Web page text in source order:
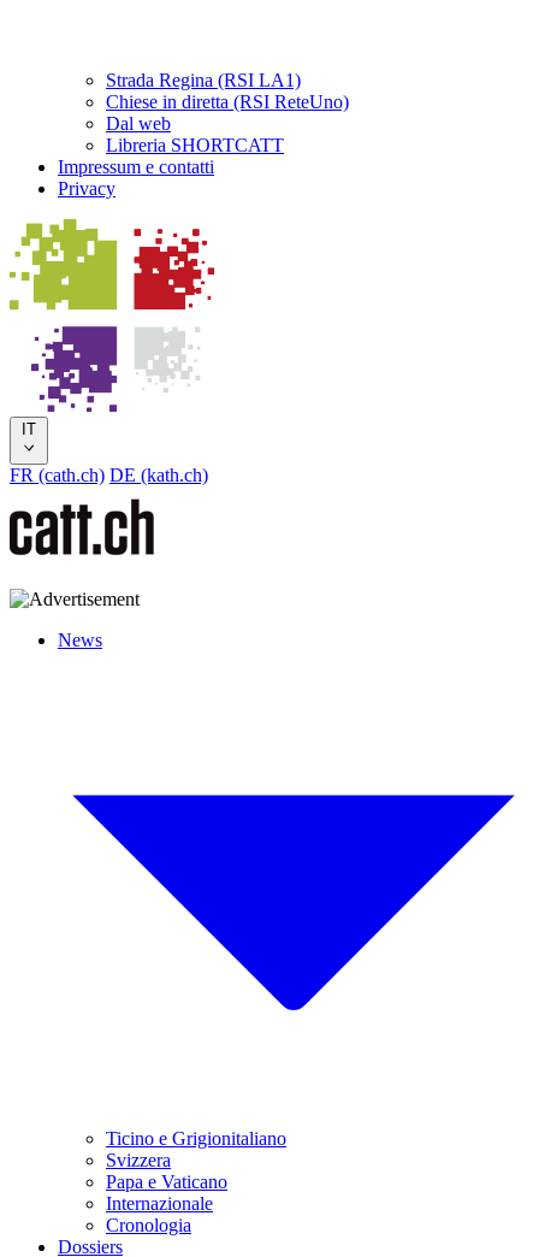
Strada Regina (RSI LA1)
Chiese in diretta (RSI ReteUno)
Dal web
Libreria SHORTCATT
Impressum e contatti
Privacy
IT
FR (cath.ch) DE (kath.ch)
News
Ticino e Grigionitaliano
Svizzera
Papa e Vaticano
Internazionale
Cronologia
Dossiers